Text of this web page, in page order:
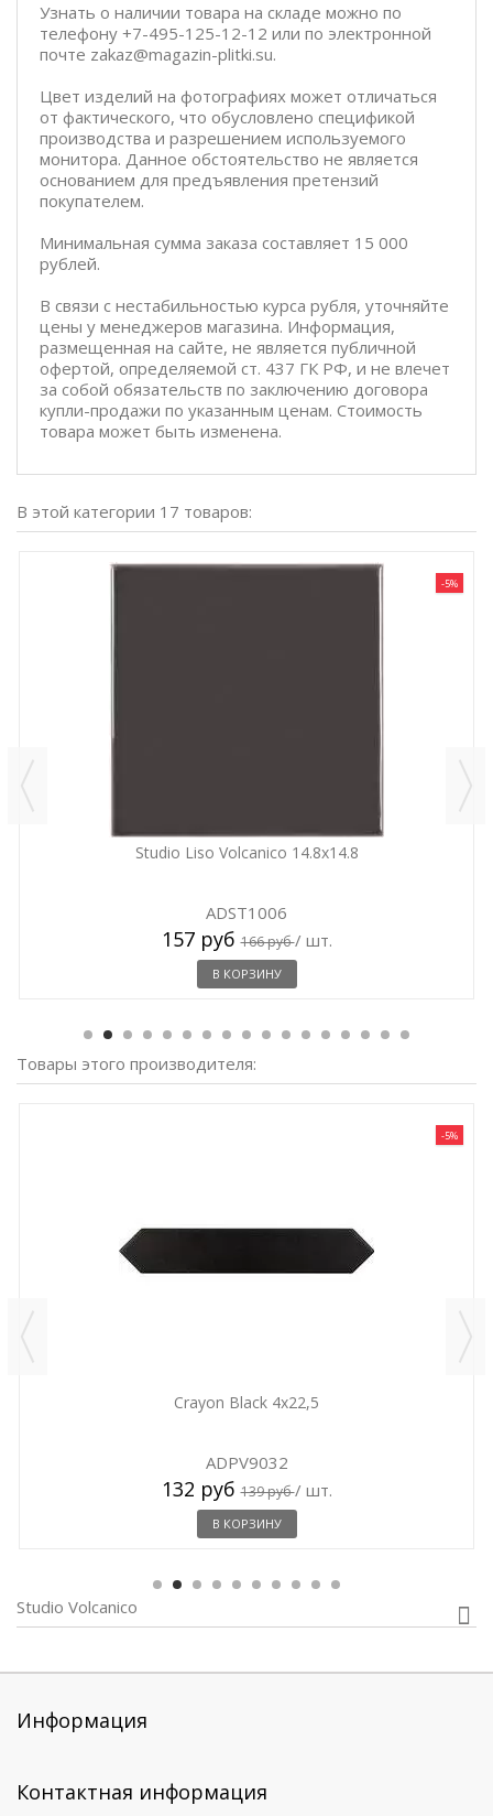
Узнать о наличии товара на складе можно по
телефону +7-495-125-12-12 или по электронной
почте zakaz@magazin-plitki.su.
Цвет изделий на фотографиях может отличаться
от фактического, что обусловлено спецификой
производства и разрешением используемого
монитора. Данное обстоятельство не является
основанием для предъявления претензий
покупателем.
Минимальная сумма заказа составляет 15 000
рублей.
В связи с нестабильностью курса рубля, уточняйте
цены у менеджеров магазина. Информация,
размещенная на сайте, не является публичной
офертой, определяемой ст. 437 ГК РФ, и не влечет
за собой обязательств по заключению договора
купли-продажи по указанным ценам. Стоимость
товара может быть изменена.
В этой категории 17 товаров:
-5%
Studio Liso Volcanico 14.8x14.8
ADST1006
157 руб166 руб/ шт.
В КОРЗИНУ
Товары этого производителя:
-5%
Crayon Black 4x22,5
ADPV9032
132 руб139 руб/ шт.
В КОРЗИНУ
Studio Volcanico
Информация
Контактная информация